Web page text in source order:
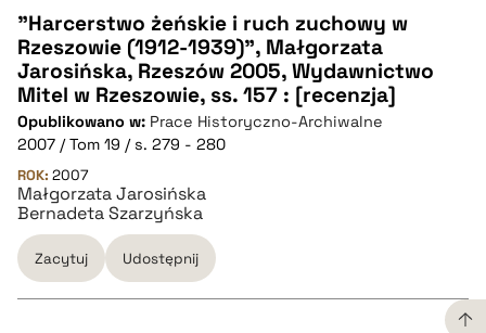
CZYSTY TEKST
pobierz cytat
BIBTEX
pobierz cytat
"Harcerstwo żeńskie i ruch zuchowy w
Rzeszowie (1912-1939)", Małgorzata
Jarosińska, Rzeszów 2005, Wydawnictwo
Mitel w Rzeszowie, ss. 157 : [recenzja]
Opublikowano w: Prace Historyczno-Archiwalne
2007 / Tom 19 / s. 279 - 280
ROK: 2007
Małgorzata Jarosińska
Bernadeta Szarzyńska
Zacytuj Udostępnij